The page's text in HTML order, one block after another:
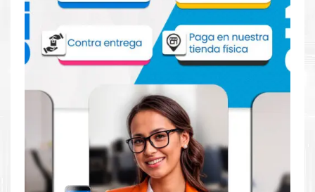
Aprovecha nuestra experiencia y atención para adquirir tus
productos. Tenemos promociones todos los dias. Escríbenos o
visítanos hoy para encontrar la solución perfecta para tu
impresora Unidad de imagenLexmark 71C0Z50 para
impresoras Lexmark 730 735 4342 4352.
Dónde comprar Unidad de imagen
Lexmark 71C0Z50 para impresoras 730
735 4342 4352
Tienda autorizada porLexmark. Descubre la mejor manera de